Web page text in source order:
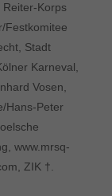
Korps
Festkomitee
Stadt
Karneval,
Vosen,
Hans-Peter
www.mrsq-
ZIK †.